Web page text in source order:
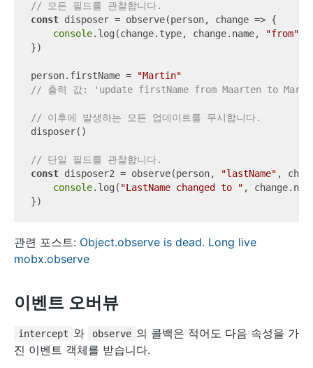
// 모든 필드를 관찰합니다.
const disposer = observe(person, change => {
console.log(change.type, change.name, "from"
})
person.firstName =
"Martin"
// 출력 값: 'update firstName from Maarten to
// 이후에 발생하는 모든 업데이트를 무시합니다.
disposer()
// 단일 필드를 관찰합니다.
const disposer2 = observe(person, "lastName" ,
console.log( "LastName changed to " ,
관련 포스트: Object.observe is dead. Long live
mobx.observe
이벤트 오버뷰
intercept 와 observe 의 콜백은 적어도 다음 속성을 가
진 이벤트 객체를 받습니다.